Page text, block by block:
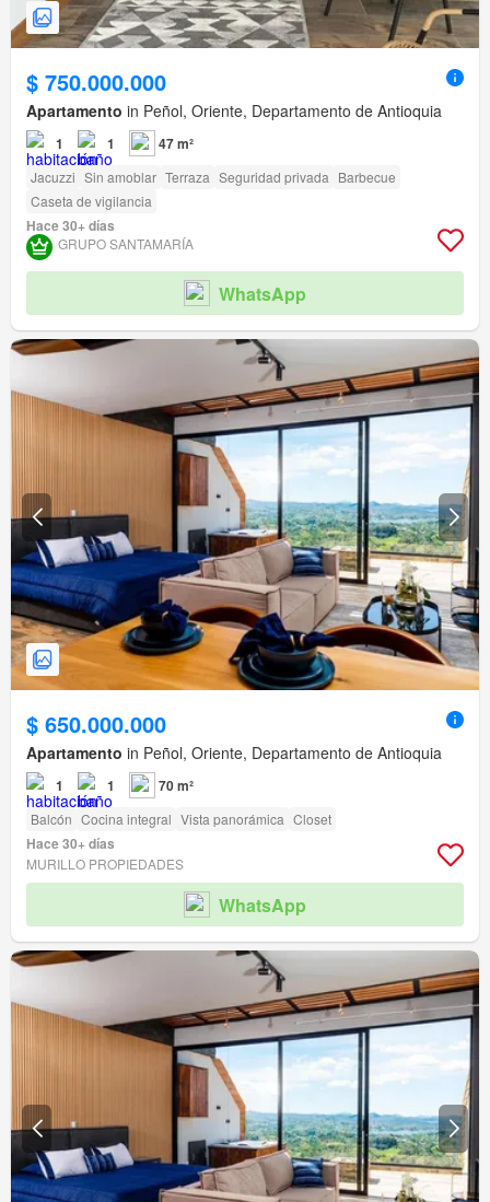
$ 750.000.000
Apartamento in Peñol, Oriente, Departamento de Antioquia
1 1 47 m²
Jacuzzi Sin amoblar Terraza Seguridad privada Barbecue
Caseta de vigilancia
Hace 30+ días
GRUPO SANTAMARÍA
WhatsApp
$ 650.000.000
Apartamento in Peñol, Oriente, Departamento de Antioquia
1 1 70 m²
Balcón Cocina integral Vista panorámica Closet
Hace 30+ días
MURILLO PROPIEDADES
WhatsApp